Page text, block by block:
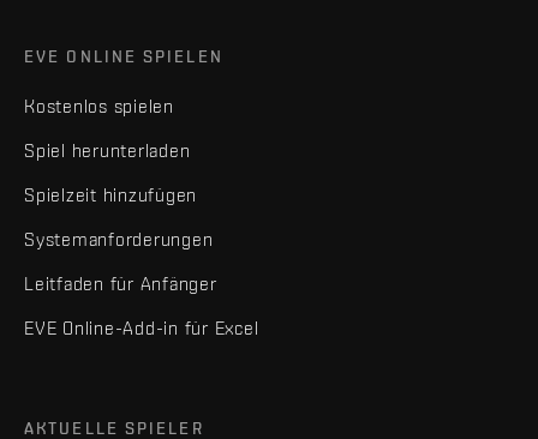
EVE ONLINE SPIELEN
Kostenlos spielen
Spiel herunterladen
Spielzeit hinzufügen
Systemanforderungen
Leitfaden für Anfänger
EVE Online-Add-in für Excel
AKTUELLE SPIELER